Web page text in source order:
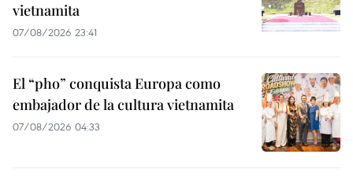
vietnamita
07/08/2026 23:41
El “pho” conquista Europa como
embajador de la cultura vietnamita
07/08/2026 04:33